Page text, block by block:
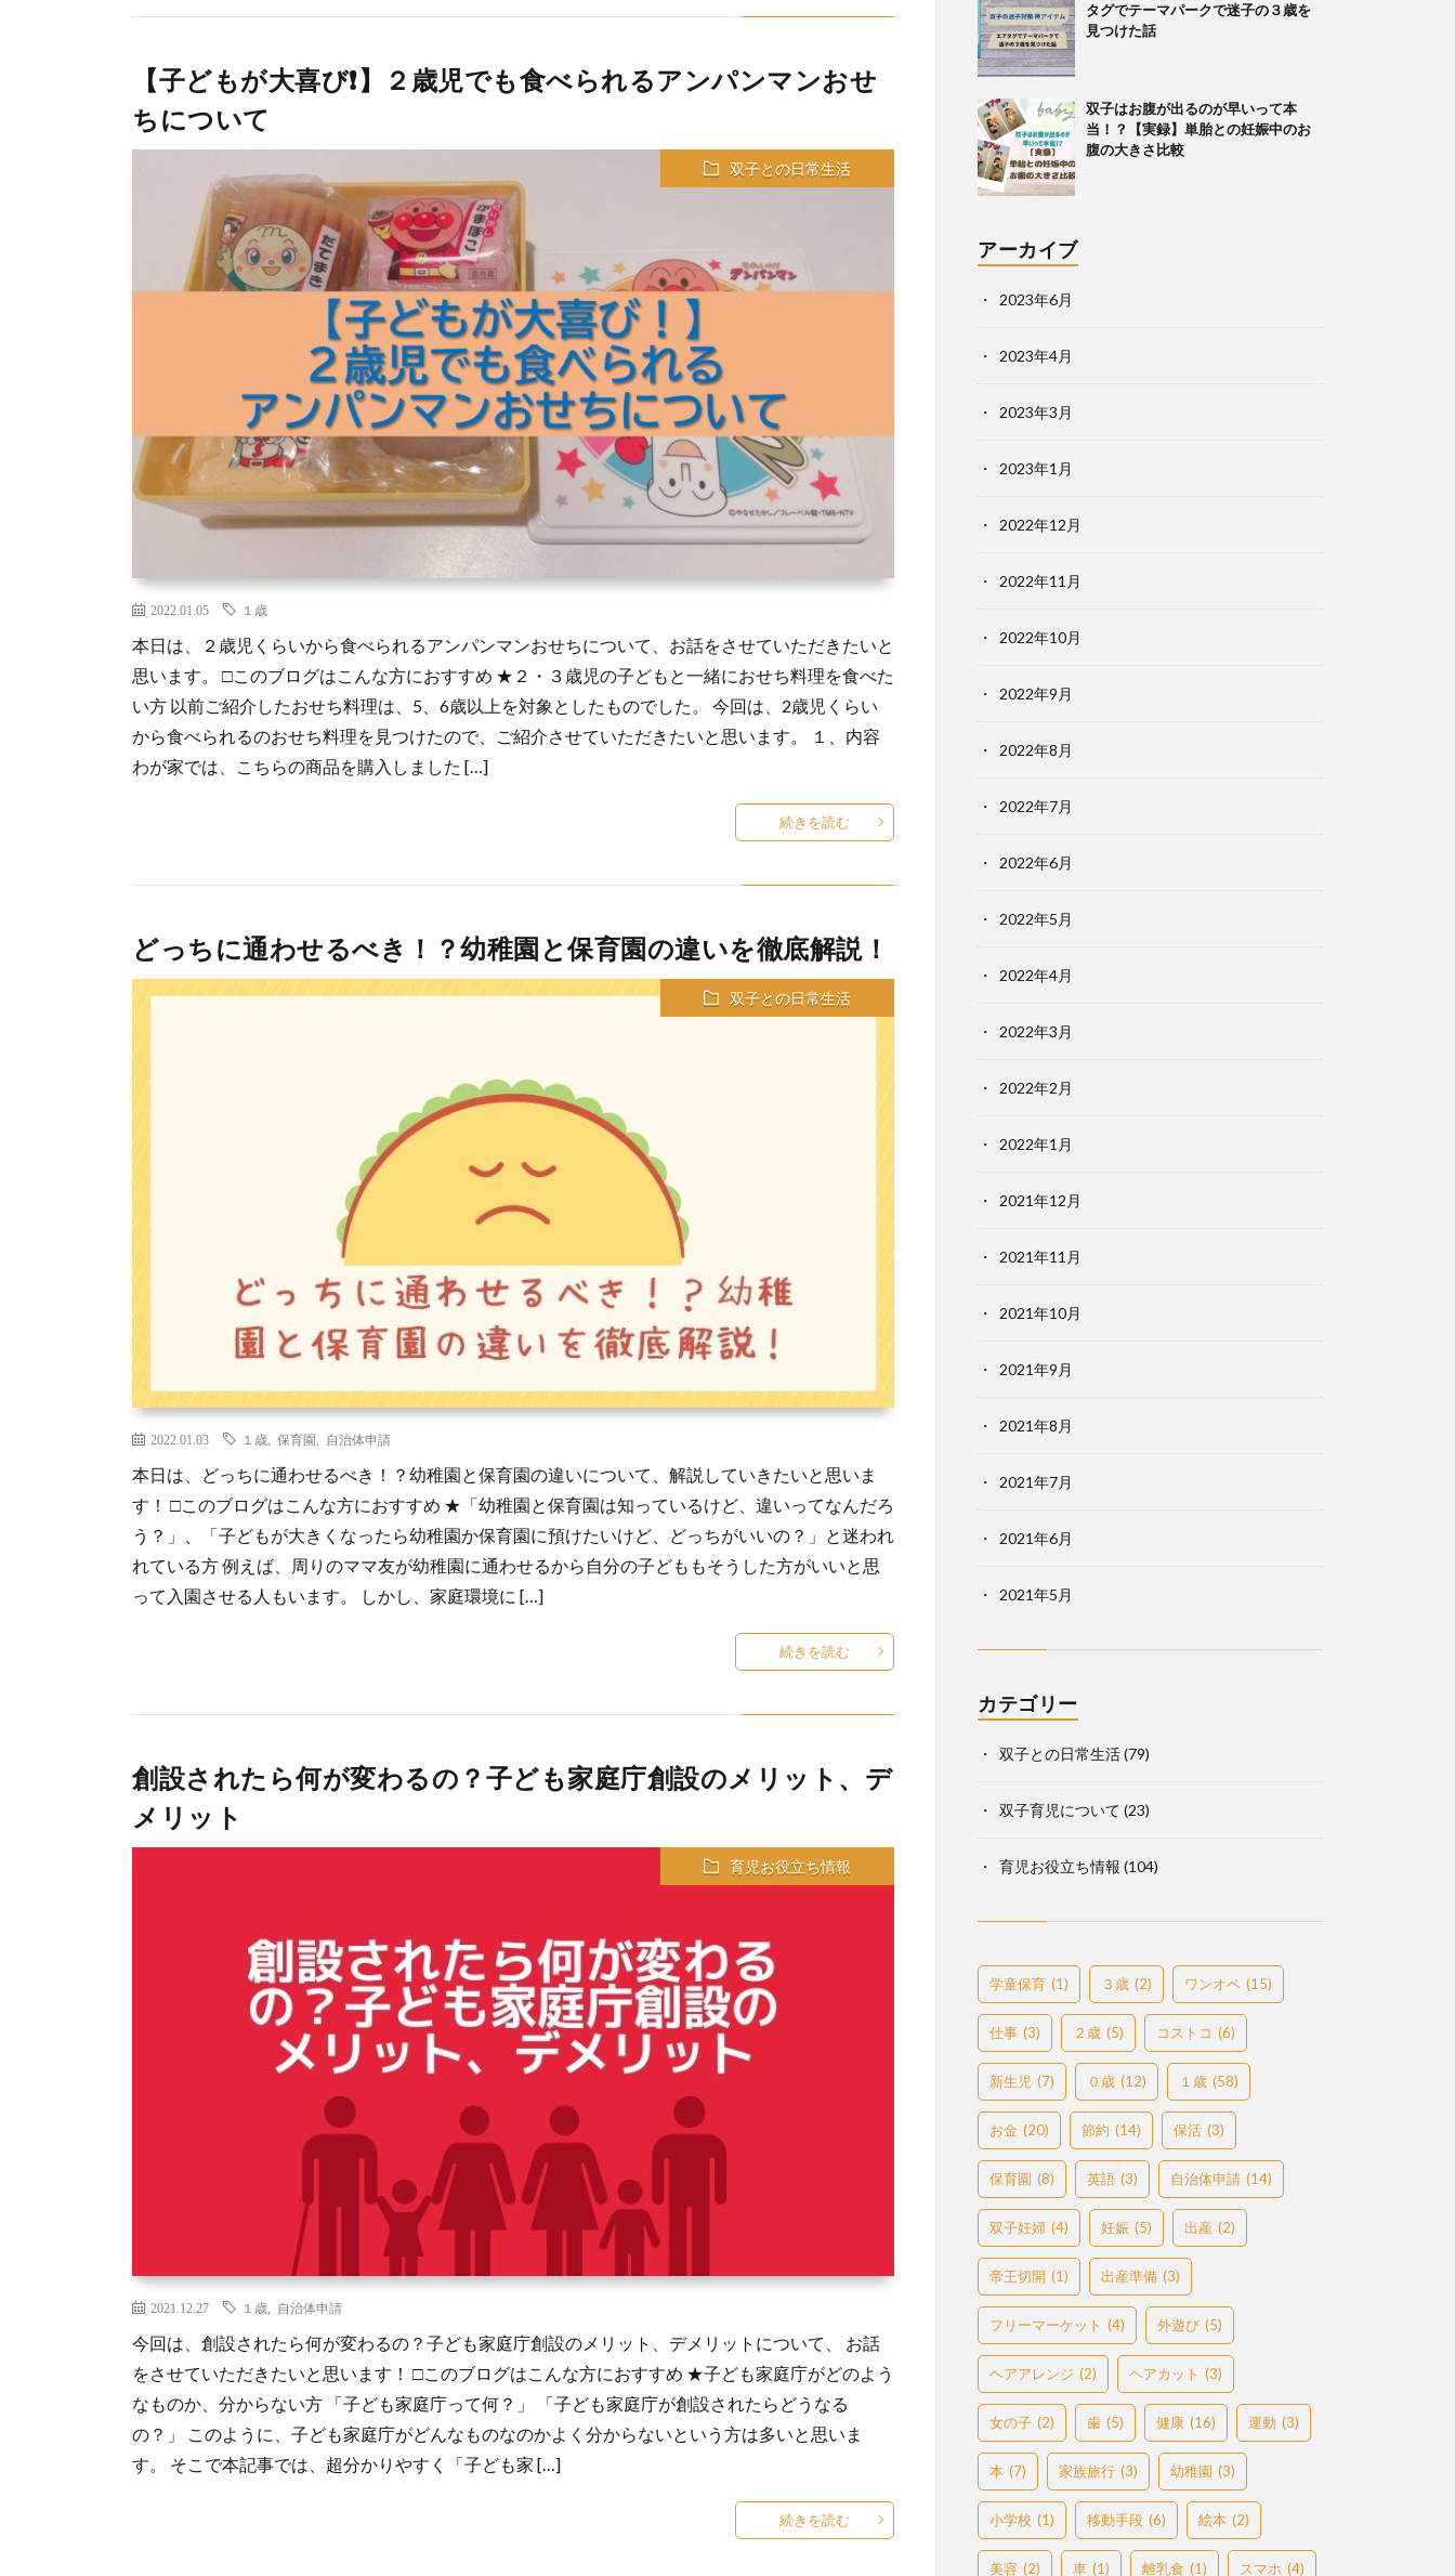
【子どもが大喜び❗️】２歳児でも食べられるアンパンマンおせ
ちについて
双子との日常生活
2022.01.05 １歳
本日は、２歳児くらいから食べられるアンパンマンおせちについて、お話をさせていただきたいと
思います。 □このブログはこんな方におすすめ ★２・３歳児の子どもと一緒におせち料理を食べた
い方 以前ご紹介したおせち料理は、5、6歳以上を対象としたものでした。 今回は、2歳児くらい
から食べられるのおせち料理を見つけたので、ご紹介させていただきたいと思います。 １、内容
わが家では、こちらの商品を購入しました […]
続きを読む
どっちに通わせるべき！？幼稚園と保育園の違いを徹底解説！
双子との日常生活
2022.01.03 １歳 保育園 自治体申請
本日は、どっちに通わせるべき！？幼稚園と保育園の違いについて、解説していきたいと思いま
す！ □このブログはこんな方におすすめ ★「幼稚園と保育園は知っているけど、違いってなんだろ
う？」、「子どもが大きくなったら幼稚園か保育園に預けたいけど、どっちがいいの？」と迷われ
れている方 例えば、周りのママ友が幼稚園に通わせるから自分の子どももそうした方がいいと思
って入園させる人もいます。 しかし、家庭環境に […]
続きを読む
創設されたら何が変わるの？子ども家庭庁創設のメリット、デ
メリット
育児お役立ち情報
2021.12.27 １歳 自治体申請
今回は、創設されたら何が変わるの？子ども家庭庁創設のメリット、デメリットについて、 お話
をさせていただきたいと思います！ □このブログはこんな方におすすめ ★子ども家庭庁がどのよう
なものか、分からない方 「子ども家庭庁って何？」 「子ども家庭庁が創設されたらどうなる
の？」 このように、子ども家庭庁がどんなものなのかよく分からないという方は多いと思いま
す。 そこで本記事では、超分かりやすく「子ども家 […]
続きを読む
タグでテーマパークで迷子の３歳を
見つけた話
双子はお腹が出るのが早いって本
当！？【実録】単胎との妊娠中のお
腹の大きさ比較
アーカイブ
2023年6月
2023年4月
2023年3月
2023年1月
2022年12月
2022年11月
2022年10月
2022年9月
2022年8月
2022年7月
2022年6月
2022年5月
2022年4月
2022年3月
2022年2月
2022年1月
2021年12月
2021年11月
2021年10月
2021年9月
2021年8月
2021年7月
2021年6月
2021年5月
カテゴリー
双子との日常生活(79)
双子育児について (23)
育児お役立ち情報 (104)
学童保育 (1) ３歳 (2) ワンオペ (15)
仕事 (3) ２歳 (5) コストコ (6)
新生児 (7) ０歳 (12) １歳 (58)
お金 (20) 節約 (14) 保活 (3)
保育園 (8) 英語 (3) 自治体申請 (14)
双子妊婦 (4) 妊娠 (5) 出産 (2)
帝王切開 (1) 出産準備 (3)
フリーマーケット (4) 外遊び (5)
ヘアアレンジ (2) ヘアカット (3)
女の子 (2) 歯 (5) 健康 (16) 運動 (3)
本 (7) 家族旅行 (3) 幼稚園 (3)
小学校 (1) 移動手段 (6) 絵本 (2)
美容 (2) 車 (1) 離乳食 (1) スマホ (4)